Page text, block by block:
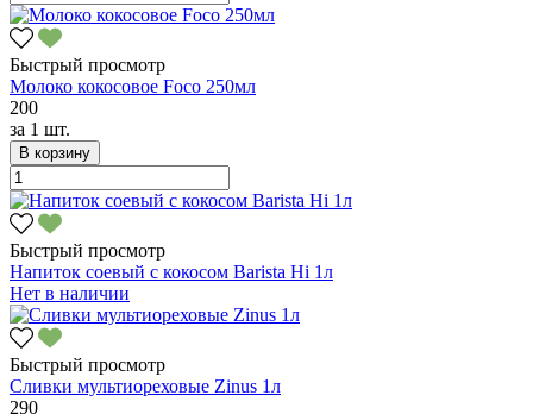
Быстрый просмотр
Молоко кокосовое Foco 250мл
200
за 1 шт.
В корзину
Быстрый просмотр
Напиток соевый с кокосом Barista Hi 1л
Нет в наличии
Быстрый просмотр
Сливки мультиореховые Zinus 1л
290